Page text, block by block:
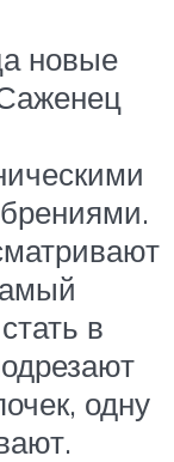
новые
в
одну